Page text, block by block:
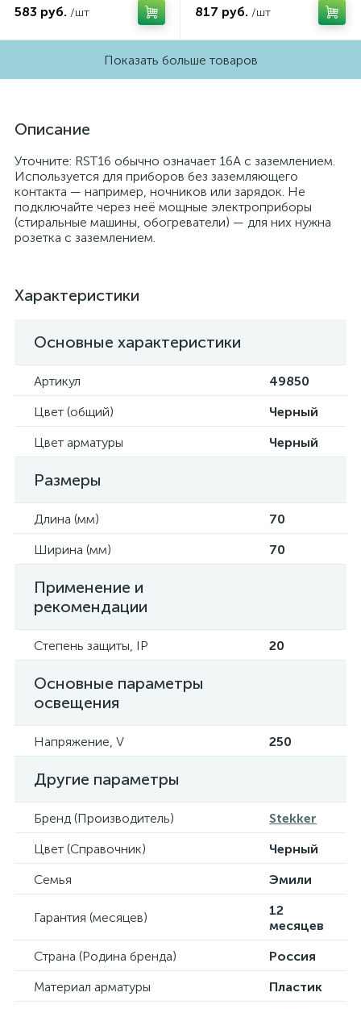
583 руб. /шт 817 руб. /шт
Показать больше товаров
Описание
Уточните: RST16 обычно означает 16А с заземлением.
Используется для приборов без заземляющего
контакта — например, ночников или зарядок. Не
подключайте через неё мощные электроприборы
(стиральные машины, обогреватели) — для них нужна
розетка с заземлением.
Характеристики
Основные характеристики
Артикул
49850
Цвет (общий)
Черный
Цвет арматуры
Черный
Размеры
Длина (мм)
70
Ширина (мм)
70
Применение и
рекомендации
Степень защиты, IP 20
Основные параметры
освещения
Напряжение, V 250
Другие параметры
Бренд (Производитель)
Stekker
Цвет (Справочник)
Черный
Семья
Эмили
Гарантия (месяцев)
12
месяцев
Страна (Родина бренда)
Россия
Материал арматуры
Пластик